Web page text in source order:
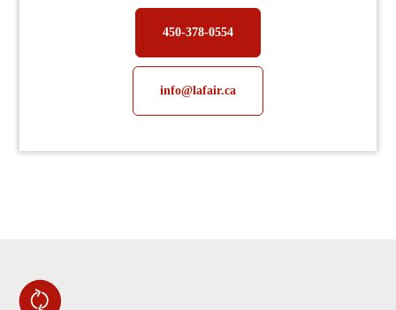
450-378-0554
info@lafair.ca